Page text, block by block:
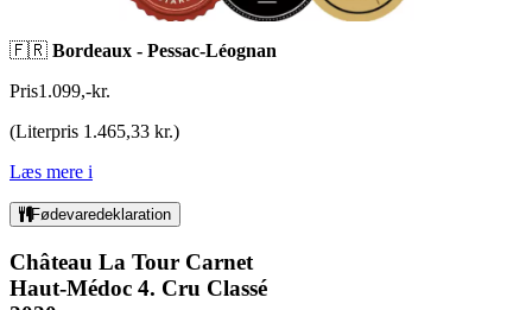
🇫🇷 Bordeaux - Pessac-Léognan
Pris1.099,-kr.
(Literpris 1.465,33 kr.)
Læs mere i
Fødevaredeklaration
Château La Tour Carnet
Haut-Médoc 4. Cru Classé